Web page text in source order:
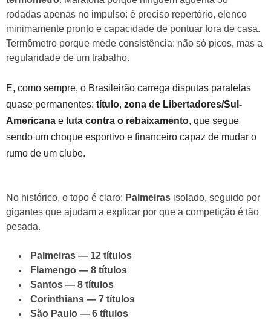
rodadas apenas no impulso: é preciso repertório, elenco
minimamente pronto e capacidade de pontuar fora de casa.
Termômetro porque mede consistência: não só picos, mas a
regularidade de um trabalho.
E, como sempre, o Brasileirão carrega disputas paralelas
quase permanentes: título, zona de Libertadores/Sul-
Americana e luta contra o rebaixamento, que segue
sendo um choque esportivo e financeiro capaz de mudar o
rumo de um clube.
No histórico, o topo é claro: Palmeiras isolado, seguido por
gigantes que ajudam a explicar por que a competição é tão
pesada.
Palmeiras — 12 títulos
Flamengo — 8 títulos
Santos — 8 títulos
Corinthians — 7 títulos
São Paulo — 6 títulos